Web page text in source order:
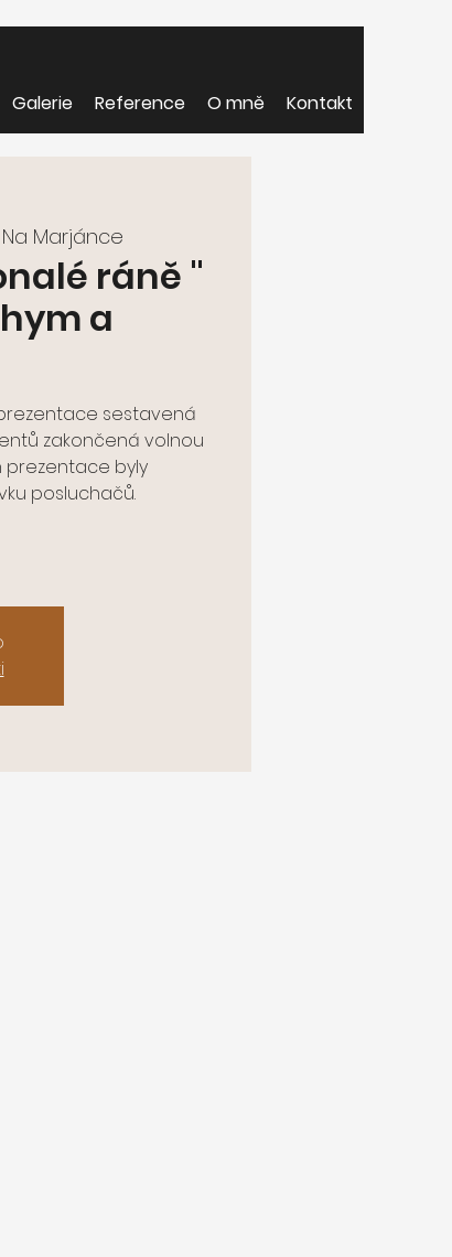
Galerie Reference O mně Kontakt
Marjánce
ráně "
a
sestavená
zakončená volnou
prezentace byly
posluchačů.